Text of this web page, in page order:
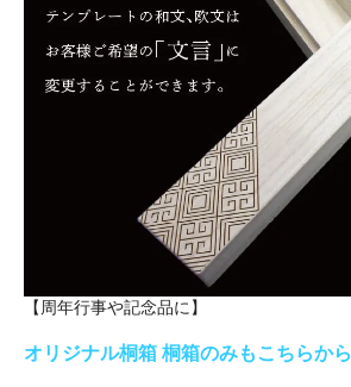
【周年行事や記念品に】
オリジナル桐箱 桐箱のみもこちらから